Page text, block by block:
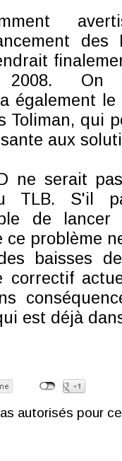
des
2008. On
également le
Toliman, qui
aux
ne serait
TLB. S'il
de lancer
ce problème
baisses
correctif
est déjà
autorisés pour